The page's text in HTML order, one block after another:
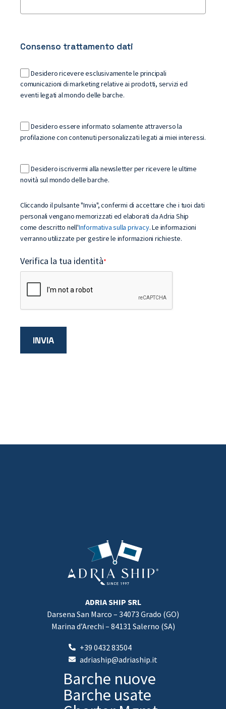
Consenso trattamento dati
Desidero ricevere esclusivamente le principali
comunicazioni di marketing relative ai prodotti, servizi ed
eventi legati al mondo delle barche.
Desidero essere informato solamente attraverso la
profilazione con contenuti personalizzati legati ai miei interessi.
Desidero iscrivermi alla newsletter per ricevere le ultime
novità sul mondo delle barche.
Cliccando il pulsante "Invia", confermi di accettare che i tuoi dati
personali vengano memorizzati ed elaborati da Adria Ship
come descritto nell'Informativa sulla privacy. Le informazioni
verranno utilizzate per gestire le informazioni richieste.
Verifica la tua identità*
INVIA
ADRIA SHIP SRL
Darsena San Marco – 34073 Grado (GO)
Marina d’Arechi – 84131 Salerno (SA)
+39 0432 83504
adriaship@adriaship.it
Barche nuove
Barche usate